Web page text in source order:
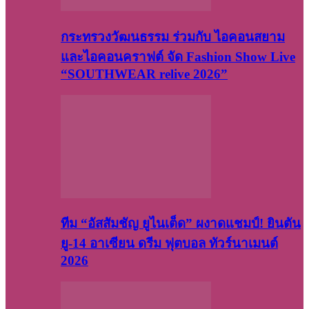
กระทรวงวัฒนธรรม ร่วมกับ ไอคอนสยาม
และไอคอนคราฟต์ จัด Fashion Show Live
“SOUTHWEAR relive 2026”
ทีม “อัสสัมชัญ ยูไนเต็ด” ผงาดแชมป์! ยินตัน
ยู-14 อาเซียน ดรีม ฟุตบอล ทัวร์นาเมนต์
2026